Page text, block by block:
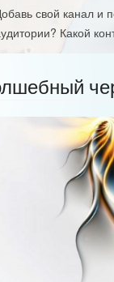
свой канал и
Какой